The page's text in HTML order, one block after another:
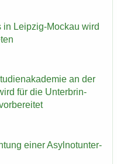
Leipzig-​Mockau wird
an der
für die Un­ter­brin­
einer Asyl­not­un­ter­